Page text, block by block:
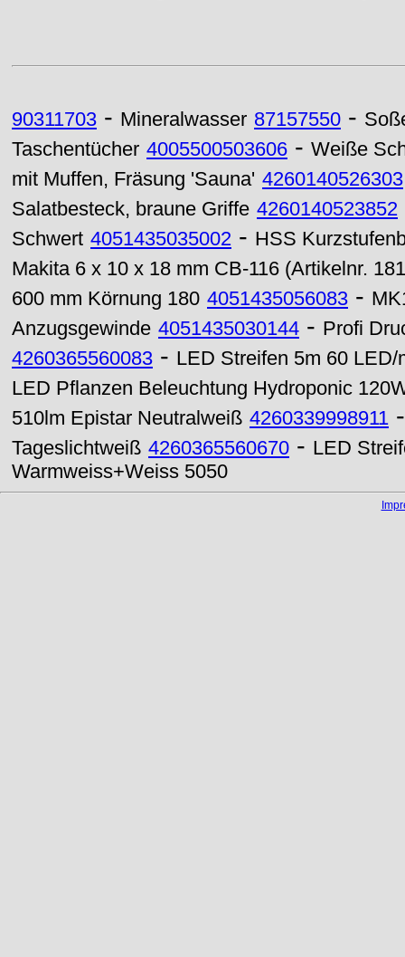
90311703 - Mineralwasser 87157550 -
Taschentücher 4005500503606 - Weiße
mit Muffen, Fräsung 'Sauna' 4260140526303
Salatbesteck, braune Griffe 4260140523852
Schwert 4051435035002 - HSS
Makita 6 x 10 x 18 mm CB-116 (Artikelnr.
600 mm Körnung 180 4051435056083 -
Anzugsgewinde 4051435030144 - Profi
4260365560083 - LED Streifen 5m 60
LED Pflanzen Beleuchtung Hydroponic
510lm Epistar Neutralweiß 4260339998911
Tageslichtweiß 4260365560670 - LED
Warmweiss+Weiss 5050